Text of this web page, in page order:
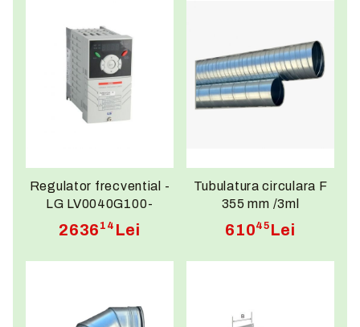
Regulator frecvential -
LG LV0040G100-
4EOFN
2636 14 Lei
Tubulatura circulara F
355 mm /3ml
61045 Lei